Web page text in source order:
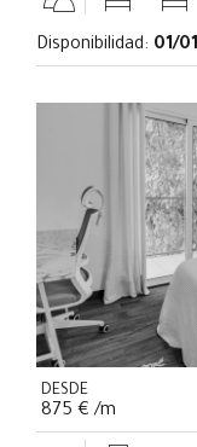
Disponibilidad: 01/
DESDE
875 € /m